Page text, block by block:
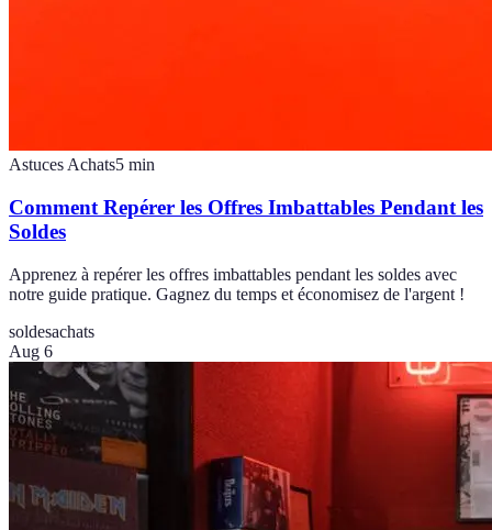
Astuces Achats5 min
Comment Repérer les Offres Imbattables Pendant les
Soldes
Apprenez à repérer les offres imbattables pendant les soldes avec
notre guide pratique. Gagnez du temps et économisez de l'argent !
soldesachats
Aug 6